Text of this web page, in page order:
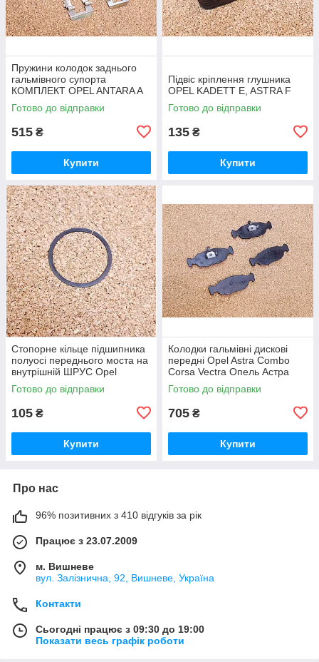
Пружини колодок заднього
гальмівного супорта
КОМПЛЕКТ OPEL ANTARA A
(L07) CHEVROLET CAPTIVA
(C100, C140) 2.4 2006.06-
Готово до відправки
515 ₴
Купити
Підвіс кріплення глушника
OPEL KADETT E, ASTRA F
Готово до відправки
135 ₴
Купити
Стопорне кільце підшипника
полуосі переднього моста на
внутрішній ШРУС Opel
Frontera Опель Фронтера
Готово до відправки
105 ₴
Купити
Колодки гальмівні дискові
передні Opel Astra Combo
Corsa Vectra Опель Астра
Комбо Корса Вектра
Готово до відправки
705 ₴
Купити
Про нас
96% позитивних з 410 відгуків за рік
Працює з 23.07.2009
м. Вишневе
вул. Залізнична, 92, Вишневе, Україна
Контакти
Сьогодні працює з 09:30 до 19:00
Показати весь графік роботи